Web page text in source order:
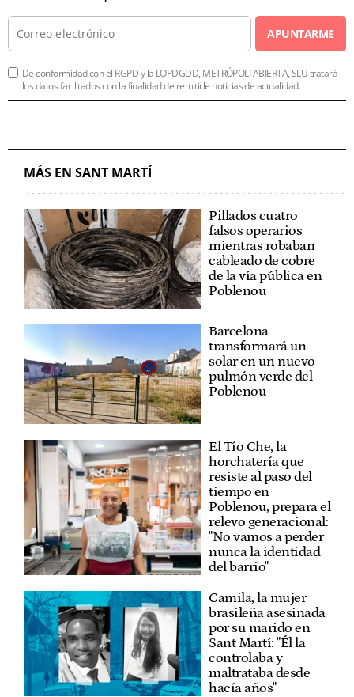
APUNTARME
De conformidad con el RGPD y la LOPDGDD, METRÓPOLI ABIERTA, SLU tratará
los datos facilitados con la finalidad de remitirle noticias de actualidad.
MÁS EN SANT MARTÍ
Pillados cuatro
falsos operarios
mientras robaban
cableado de cobre
de la vía pública en
Poblenou
Barcelona
transformará un
solar en un nuevo
pulmón verde del
Poblenou
El Tío Che, la
horchatería que
resiste al paso del
tiempo en
Poblenou, prepara el
relevo generacional:
"No vamos a perder
nunca la identidad
del barrio"
Camila, la mujer
brasileña asesinada
por su marido en
Sant Martí: "Él la
controlaba y
maltrataba desde
hacía años"